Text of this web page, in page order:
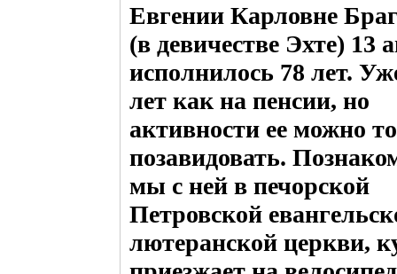
Евгении Карловне
(в девичестве Эхте) 13
исполнилось 78 лет.
лет как на пенсии, но
активности ее можно
позавидовать.
мы с ней в печорской
Петровской
лютеранской церкви,